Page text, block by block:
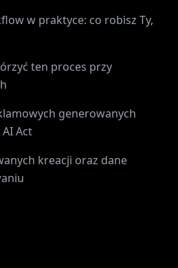
w praktyce: co robisz Ty,
ten proces przy
generowanych
Act
kreacji oraz dane